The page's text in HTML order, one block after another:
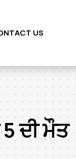
US
ਦੀ ਮੌਤ